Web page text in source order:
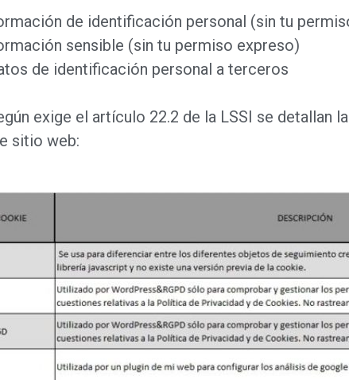
de identificación personal (sin tu
sensible (sin tu permiso expreso)
de identificación personal a terceros
exige el artículo 22.2 de la LSSI se detallan
sitio web: